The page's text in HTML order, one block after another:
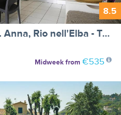
8.5
Holiday residence St. Anna, Rio nell'Elba - Type B
Midweekfrom €535